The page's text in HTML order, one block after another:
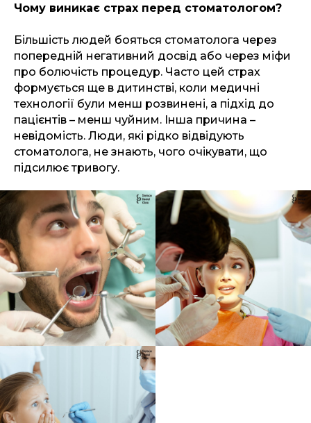
Чому виникає страх перед стоматологом?
Більшість людей бояться стоматолога через
попередній негативний досвід або через міфи
про болючість процедур. Часто цей страх
формується ще в дитинстві, коли медичні
технології були менш розвинені, а підхід до
пацієнтів – менш чуйним. Інша причина –
невідомість. Люди, які рідко відвідують
стоматолога, не знають, чого очікувати, що
підсилює тривогу.